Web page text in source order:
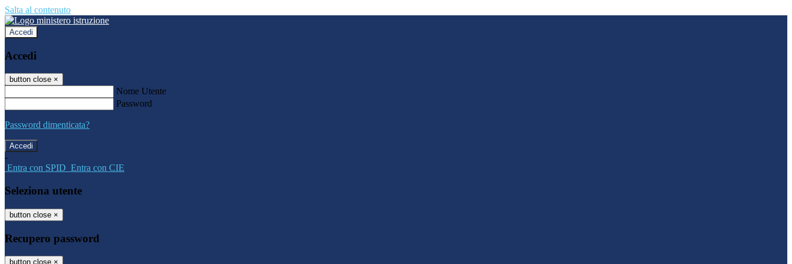
Salta al contenuto
Accedi
Accedi
button close ×
Nome Utente
Password
Password dimenticata?
-
Entra con SPID Entra con CIE
Seleziona utente
button close ×
Recupero password
button close ×